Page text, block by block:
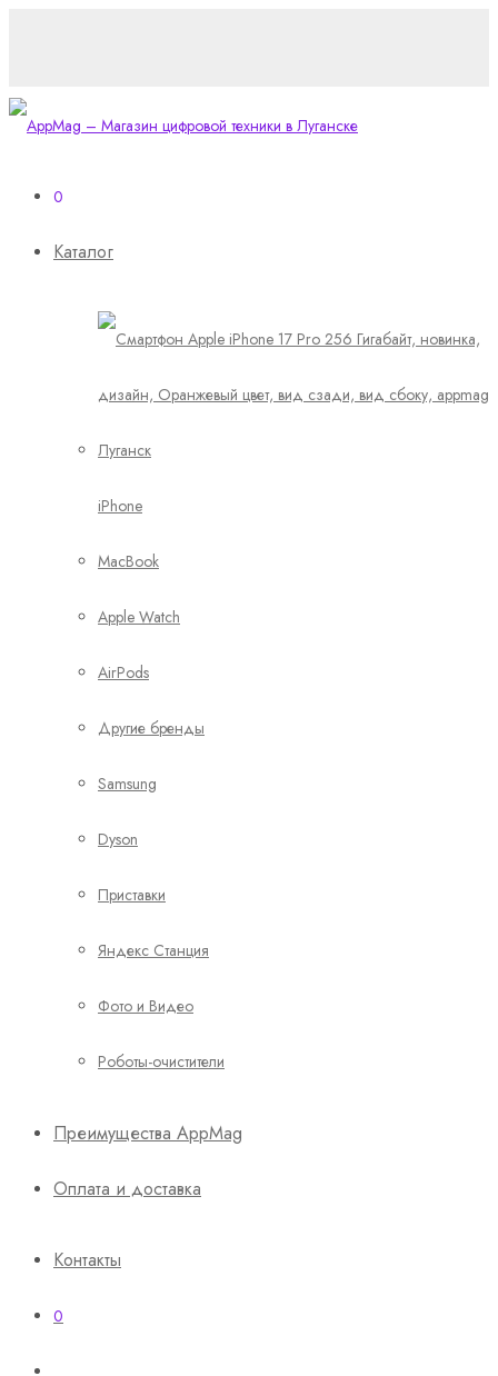
0
Каталог
iPhone
MacBook
Apple Watch
AirPods
Другие бренды
Samsung
Dyson
Приставки
Яндекс Станция
Фото и Видео
Роботы-очистители
Преимущества AppMag
Оплата и доставка
Контакты
0